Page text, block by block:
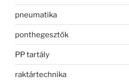
pneumatika
ponthegesztők
PP tartály
raktártechnika